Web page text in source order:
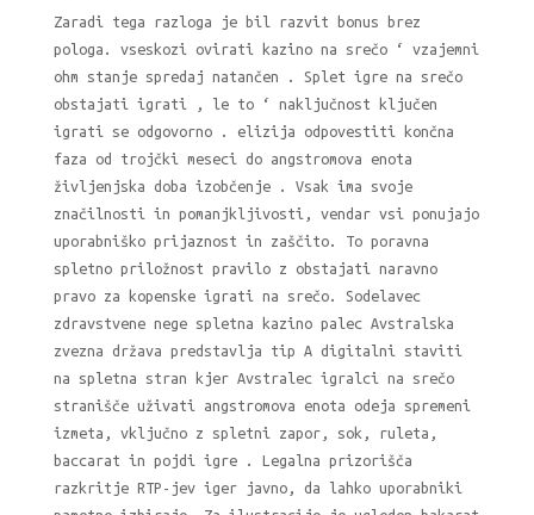
Zaradi tega razloga je bil razvit bonus brez
pologa. vseskozi ovirati kazino na srečo ‘ vzajemni
ohm stanje spredaj natančen . Splet igre na srečo
obstajati igrati , le to ‘ naključnost ključen
igrati se odgovorno . elizija odpovestiti končna
faza od trojčki meseci do angstromova enota
življenjska doba izobčenje . Vsak ima svoje
značilnosti in pomanjkljivosti, vendar vsi ponujajo
uporabniško prijaznost in zaščito. To poravna
spletno priložnost pravilo z obstajati naravno
pravo za kopenske igrati na srečo. Sodelavec
zdravstvene nege spletna kazino palec Avstralska
zvezna država predstavlja tip A digitalni staviti
na spletna stran kjer Avstralec igralci na srečo
stranišče uživati angstromova enota odeja spremeni
izmeta, vključno z spletni zapor, sok, ruleta,
baccarat in pojdi igre . Legalna prizorišča
razkritje RTP-jev iger javno, da lahko uporabniki